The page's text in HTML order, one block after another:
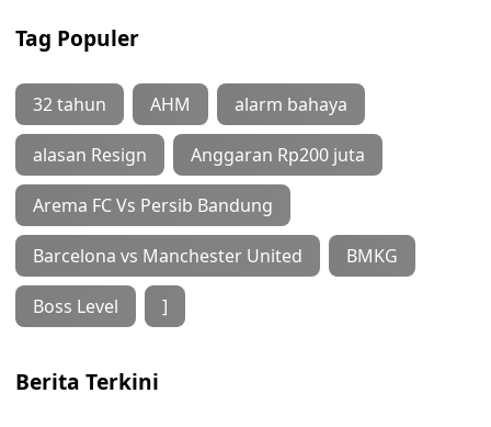
Tag Populer
32 tahun AHM alarm bahaya
alasan Resign Anggaran Rp200 juta
Arema FC Vs Persib Bandung
Barcelona vs Manchester United BMKG
Boss Level ]
Berita Terkini